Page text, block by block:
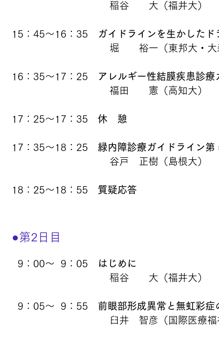
稲谷 大（福井大）
15：45～16：35
ガイドラインを生かしたド
堀 裕一（東邦大・大
16：35～17：25
アレルギー性結膜疾患診
福田 憲（高知大）
17：25～17：35 休 憩
17：35～18：25 緑内障診療ガイドライン第
谷戸 正樹（島根大）
18：25～18：55 質疑応答
●第2日目
9：00～ 9：05
はじめに
稲谷 大（福井大）
9：05～ 9：55 前眼部形成異常と無虹彩症
臼井 智彦（国際医療福